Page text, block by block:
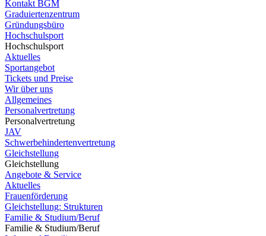
Kontakt BGM
Graduiertenzentrum
Gründungsbüro
Hochschulsport
Hochschulsport
Aktuelles
Sportangebot
Tickets und Preise
Wir über uns
Allgemeines
Personalvertretung
Personalvertretung
JAV
Schwerbehindertenvertretung
Gleichstellung
Gleichstellung
Angebote & Service
Aktuelles
Frauenförderung
Gleichstellung: Strukturen
Familie & Studium/Beruf
Familie & Studium/Beruf